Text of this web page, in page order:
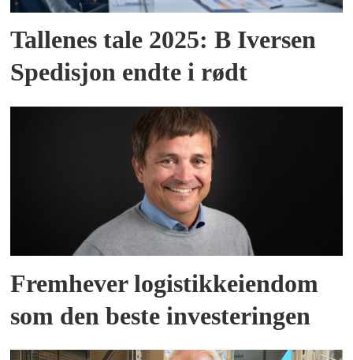
Tallenes tale 2025: B Iversen
Spedisjon endte i rødt
Fremhever logistikkeiendom
som den beste investeringen